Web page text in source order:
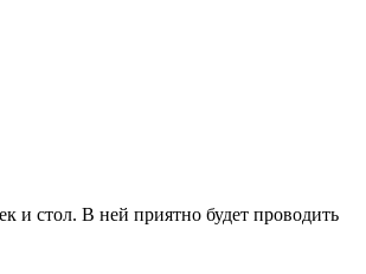
и стол. В ней приятно будет проводить